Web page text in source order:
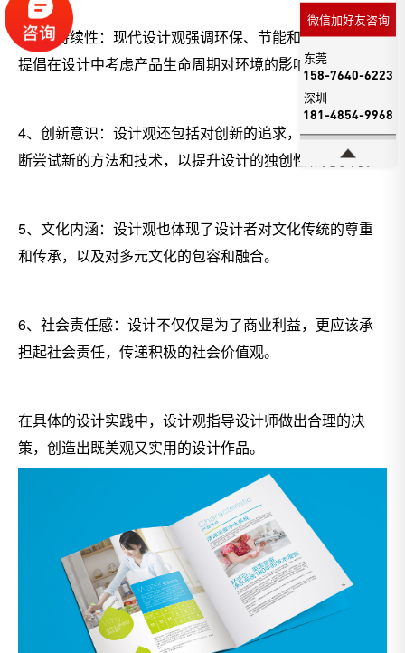
3、可持续性：现代设计观强调环保、节能和可持续性，
提倡在设计中考虑产品生命周期对环境的影响。
4、创新意识：设计观还包括对创新的追求，设计者应不
断尝试新的方法和技术，以提升设计的独创性和竞争力。
5、文化内涵：设计观也体现了设计者对文化传统的尊重
和传承，以及对多元文化的包容和融合。
6、社会责任感：设计不仅仅是为了商业利益，更应该承
担起社会责任，传递积极的社会价值观。
在具体的设计实践中，设计观指导设计师做出合理的决
策，创造出既美观又实用的设计作品。
微信加好友咨询
东莞
158-7640-6223
深圳
181-4854-9968